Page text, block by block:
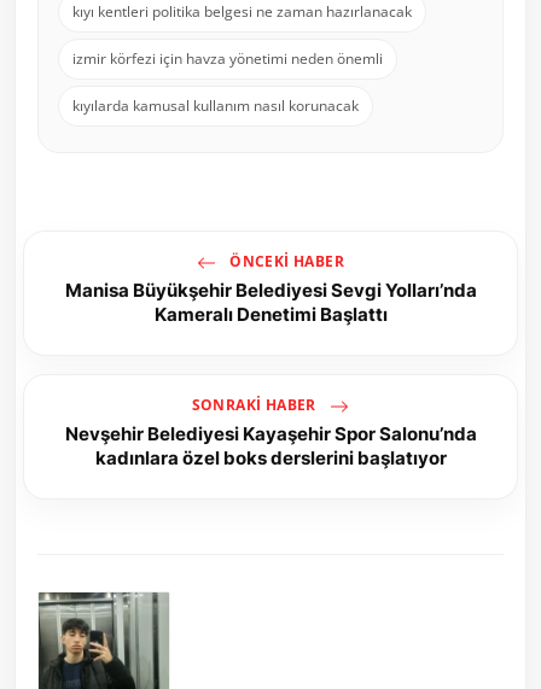
kıyı kentleri politika belgesi ne zaman hazırlanacak
izmir körfezi için havza yönetimi neden önemli
kıyılarda kamusal kullanım nasıl korunacak
ÖNCEKI HABER
Manisa Büyükşehir Belediyesi Sevgi Yolları’nda
Kameralı Denetimi Başlattı
SONRAKI HABER
Nevşehir Belediyesi Kayaşehir Spor Salonu’nda
kadınlara özel boks derslerini başlatıyor